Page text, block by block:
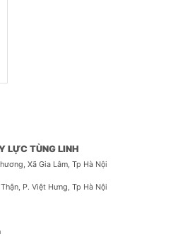
LỰC TÙNG LINH
Xã Gia Lâm, Tp Hà Nội
P. Việt Hưng, Tp Hà Nội